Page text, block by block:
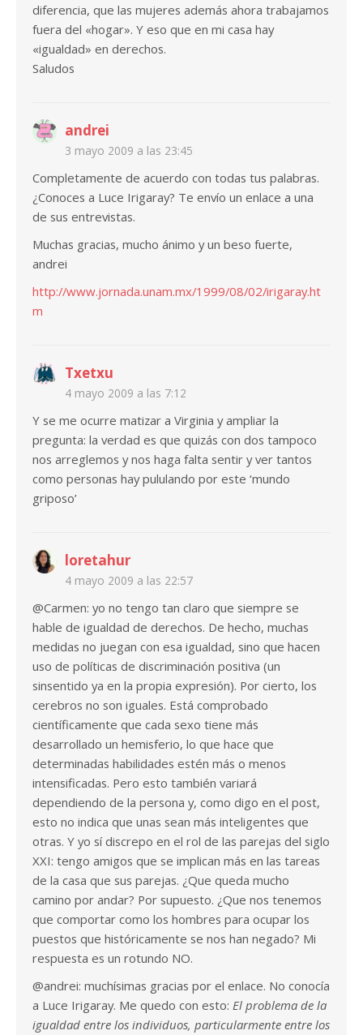
diferencia, que las mujeres además ahora trabajamos
fuera del «hogar». Y eso que en mi casa hay
«igualdad» en derechos.
Saludos
andrei
3 mayo 2009 a las 23:45
Completamente de acuerdo con todas tus palabras.
¿Conoces a Luce Irigaray? Te envío un enlace a una
de sus entrevistas.
Muchas gracias, mucho ánimo y un beso fuerte,
andrei
http://www.jornada.unam.mx/1999/08/02/irigaray.ht
m
Txetxu
4 mayo 2009 a las 7:12
Y se me ocurre matizar a Virginia y ampliar la
pregunta: la verdad es que quizás con dos tampoco
nos arreglemos y nos haga falta sentir y ver tantos
como personas hay pululando por este ‘mundo
griposo’
loretahur
4 mayo 2009 a las 22:57
@Carmen: yo no tengo tan claro que siempre se
hable de igualdad de derechos. De hecho, muchas
medidas no juegan con esa igualdad, sino que hacen
uso de políticas de discriminación positiva (un
sinsentido ya en la propia expresión). Por cierto, los
cerebros no son iguales. Está comprobado
científicamente que cada sexo tiene más
desarrollado un hemisferio, lo que hace que
determinadas habilidades estén más o menos
intensificadas. Pero esto también variará
dependiendo de la persona y, como digo en el post,
esto no indica que unas sean más inteligentes que
otras. Y yo sí discrepo en el rol de las parejas del siglo
XXI: tengo amigos que se implican más en las tareas
de la casa que sus parejas. ¿Que queda mucho
camino por andar? Por supuesto. ¿Que nos tenemos
que comportar como los hombres para ocupar los
puestos que históricamente se nos han negado? Mi
respuesta es un rotundo NO.
@andrei: muchísimas gracias por el enlace. No conocía
a Luce Irigaray. Me quedo con esto: El problema de la
igualdad entre los individuos, particularmente entre los